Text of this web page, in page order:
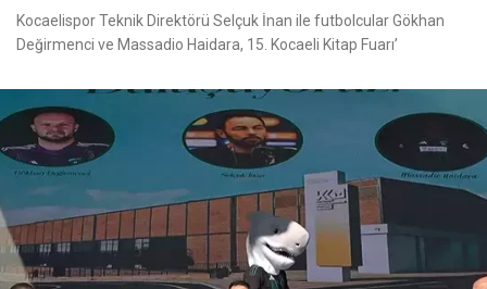
Kocaelispor Teknik Direktörü Selçuk İnan ile futbolcular Gökhan
Değirmenci ve Massadio Haidara, 15. Kocaeli Kitap Fuarı’